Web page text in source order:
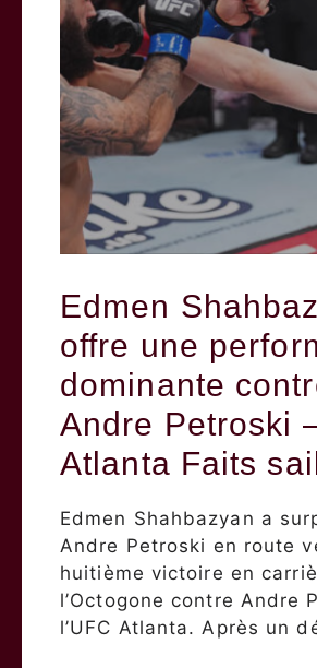
Edmen
offre une
dominante
Andre Petroski
Atlanta Faits
Edmen Shahbazyan a
Andre Petroski en route
huitième victoire en
l’Octogone contre Andre
l’UFC Atlanta. Après un